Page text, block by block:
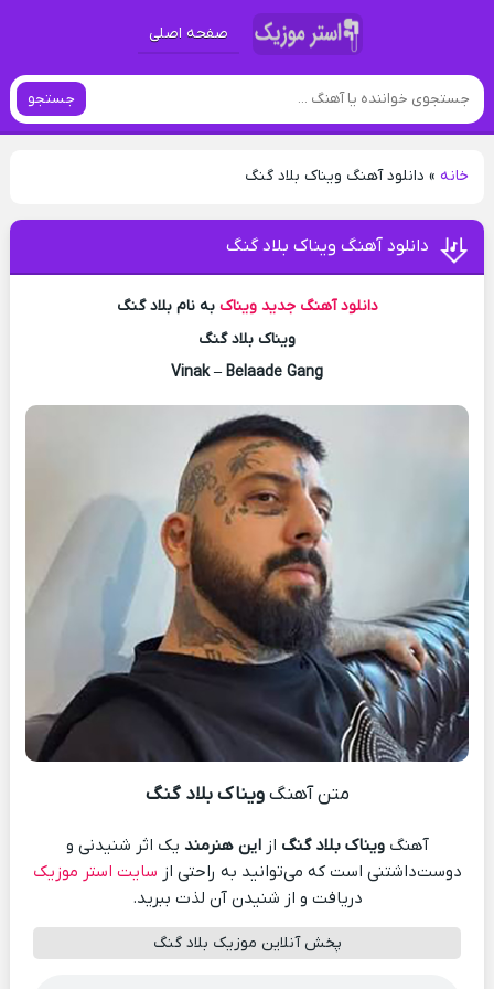
صفحه اصلی
جستجو
خانه» دانلود آهنگ ویناک بلاد گنگ
دانلود آهنگ ویناک بلاد گنگ
دانلود آهنگ جدید ویناک به نام بلاد گنگ
ویناک بلاد گنگ
Vinak – Belaade Gang
متن آهنگویناک بلاد گنگ
آهنگویناک بلاد گنگ ازاین هنرمند یک اثر شنیدنی و
دوست‌داشتنی است که می‌توانید به راحتی از سایت استر موزیک
دریافت و از شنیدن آن لذت ببرید.
پخش آنلاین موزیک بلاد گنگ